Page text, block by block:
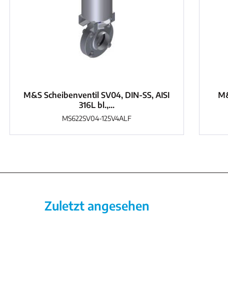
M&S Scheibenventil SV04, DIN-SS, AISI
316L bl.,...
MS622SV04-125V4ALF
Zuletzt angesehen